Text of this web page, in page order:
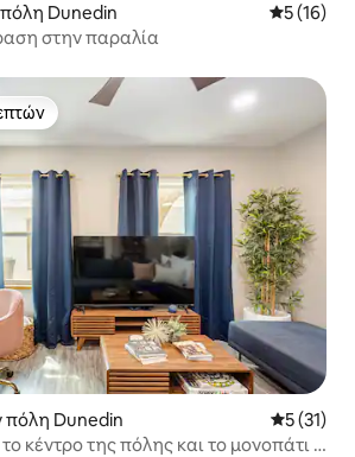
Dunedin Μέση
5 (16)
στην παραλία
επισκεπτών
πόλη Dunedin Μέση
5 (31)
κέντρο της πόλης και το μονοπάτι •